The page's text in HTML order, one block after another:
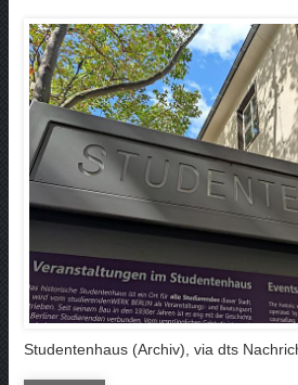
Studentenhaus (Archiv), via dts